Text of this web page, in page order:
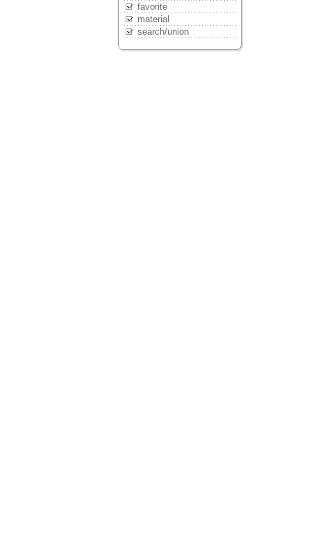
favorite
material
search/union